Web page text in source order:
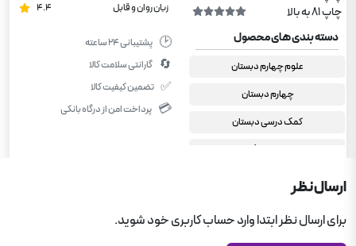
چاپ 81 به بالا
زبان روان و قابل
4.4
دسته بندی های محصول
علوم چهارم دبستان
چهارم دبستان
کمک درسی دبستان
سیر تا پیاز گاج
🕑 پشتیبانی ۲۴ ساعته
🔄 گارانتی سلامت کالا
✅ تضمین کیفیت کالا
💳 پرداخت امن از درگاه بانکی
ارسال نظر
برای ارسال نظر ابتدا وارد حساب کاربری خود شوید.